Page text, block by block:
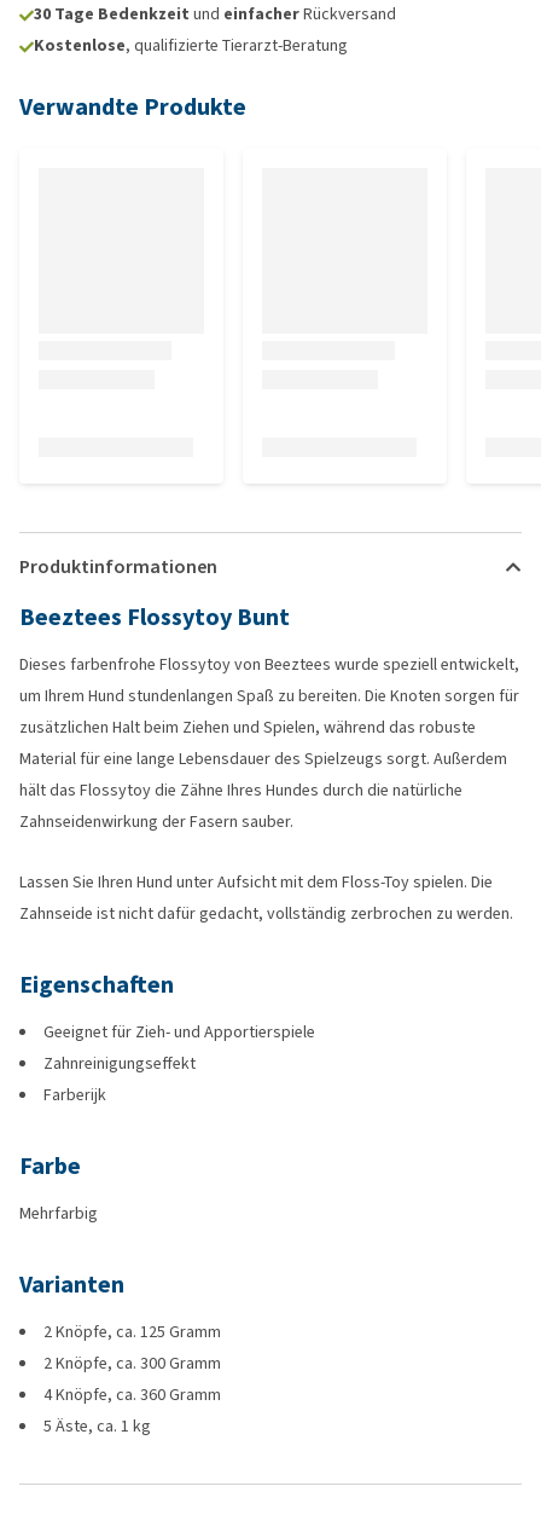
30 Tage Bedenkzeit und einfacherRückversand
Kostenlose, qualifizierte Tierarzt-Beratung
Verwandte Produkte
Produktinformationen
Beeztees Flossytoy Bunt
Dieses farbenfrohe Flossytoy von Beeztees wurde speziell entwickelt,
um Ihrem Hund stundenlangen Spaß zu bereiten. Die Knoten sorgen für
zusätzlichen Halt beim Ziehen und Spielen, während das robuste
Material für eine lange Lebensdauer des Spielzeugs sorgt. Außerdem
hält das Flossytoy die Zähne Ihres Hundes durch die natürliche
Zahnseidenwirkung der Fasern sauber.
Lassen Sie Ihren Hund unter Aufsicht mit dem Floss-Toy spielen. Die
Zahnseide ist nicht dafür gedacht, vollständig zerbrochen zu werden.
Eigenschaften
Geeignet für Zieh- und Apportierspiele
Zahnreinigungseffekt
Farberijk
Farbe
Mehrfarbig
Varianten
2 Knöpfe, ca. 125 Gramm
2 Knöpfe, ca. 300 Gramm
4 Knöpfe, ca. 360 Gramm
5 Äste, ca. 1 kg